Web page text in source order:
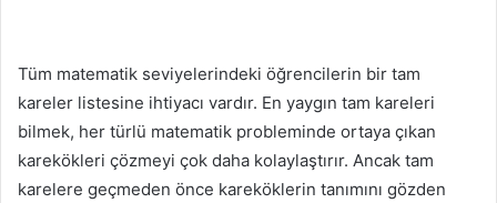
Tüm matematik seviyelerindeki öğrencilerin bir tam
kareler listesine ihtiyacı vardır. En yaygın tam kareleri
bilmek, her türlü matematik probleminde ortaya çıkan
karekökleri çözmeyi çok daha kolaylaştırır. Ancak tam
karelere geçmeden önce kareköklerin tanımını gözden